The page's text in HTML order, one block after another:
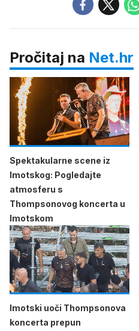
Pročitaj na Net.hr
Spektakularne scene iz
Imotskog: Pogledajte
atmosferu s
Thompsonovog koncerta u
Imotskom
Imotski uoči Thompsonova
koncerta prepun